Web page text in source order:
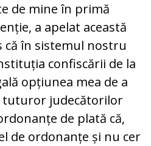
de mine în primă
a apelat această
în sistemul nostru
confiscării de la
opțiunea mea de a
tuturor judecătorilor
de plată că,
de ordonanțe și nu cer